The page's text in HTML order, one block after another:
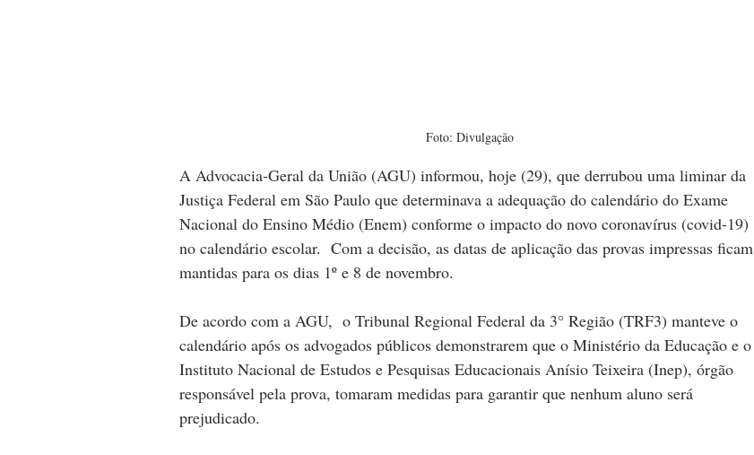
Foto: Divulgação
A Advocacia-Geral da União (AGU) informou, hoje (29), que derrubou uma liminar da
Justiça Federal em São Paulo que determinava a adequação do calendário do Exame
Nacional do Ensino Médio (Enem) conforme o impacto do novo coronavírus (covid-19)
no calendário escolar.  Com a decisão, as datas de aplicação das provas impressas ficam
mantidas para os dias 1º e 8 de novembro.
De acordo com a AGU,  o Tribunal Regional Federal da 3° Região (TRF3) manteve o
calendário após os advogados públicos demonstrarem que o Ministério da Educação e o
Instituto Nacional de Estudos e Pesquisas Educacionais Anísio Teixeira (Inep), órgão
responsável pela prova, tomaram medidas para garantir que nenhum aluno será
prejudicado.